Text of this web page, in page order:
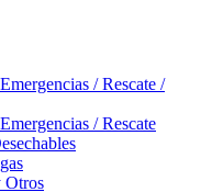
/ Rescate /
/ Rescate
Otros